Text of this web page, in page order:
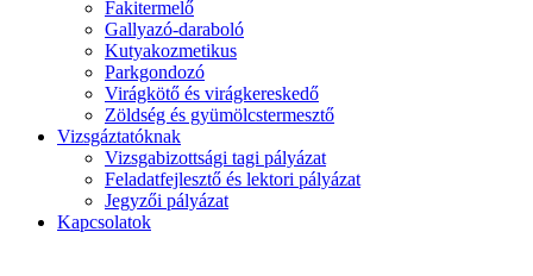
Fakitermelő
Gallyazó-daraboló
Kutyakozmetikus
Parkgondozó
Virágkötő és virágkereskedő
Zöldség és gyümölcstermesztő
Vizsgáztatóknak
Vizsgabizottsági tagi pályázat
Feladatfejlesztő és lektori pályázat
Jegyzői pályázat
Kapcsolatok